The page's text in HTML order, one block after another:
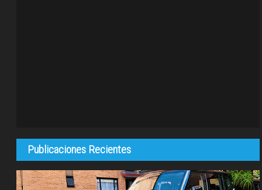
Publicaciones Recientes